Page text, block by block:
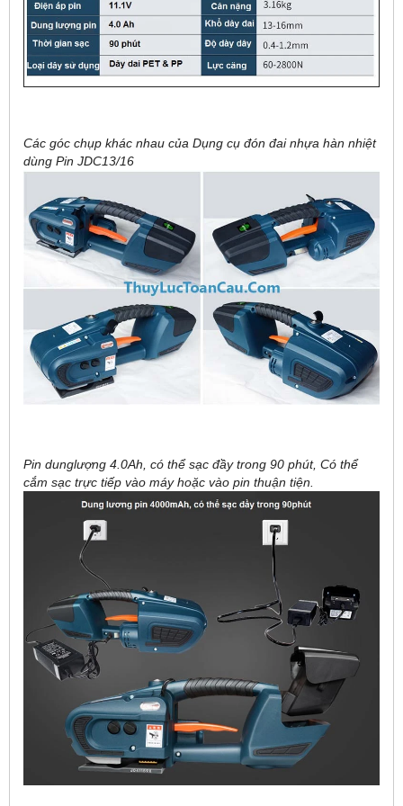
Các góc chụp khác nhau của Dụng cụ đón đai nhựa hàn nhiệt
dùng Pin JDC13/16
Pin dunglượng 4.0Ah, có thể sạc đầy trong 90 phút, Có thể
cắm sạc trực tiếp vào máy hoặc vào pin thuận tiện.